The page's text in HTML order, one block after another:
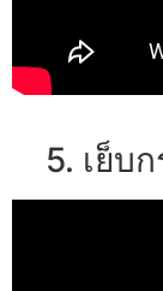
5. เย็บ